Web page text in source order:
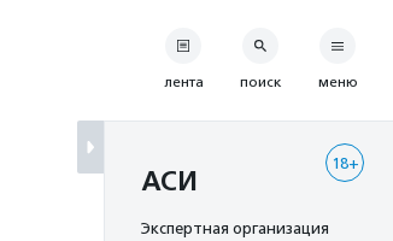
лента поиск меню
18+
АСИ
Экспертная организация